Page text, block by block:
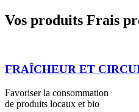
Vos produits Frais
FRAÎCHEUR ET
Favoriser la consommation
de produits locaux et bio